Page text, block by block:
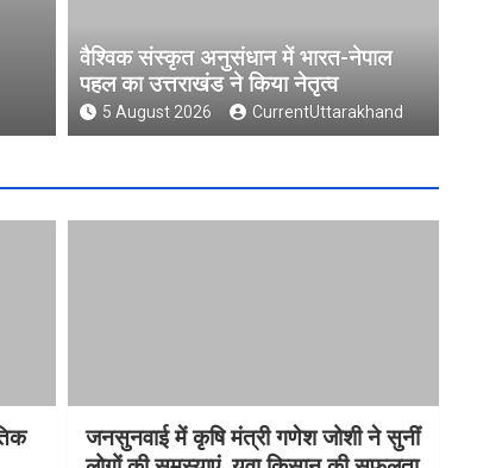
उत्तराखंड
फीडबैक
5 August 2026
वैश्विक संस्कृत अनुसंधान में भारत-नेपाल
पहल का उत्तराखंड ने किया नेतृत्व
5 August 2026 CurrentUttarakhand
जनसुनवाई में कृषि मंत्री गणेश जोशी ने सुनीं